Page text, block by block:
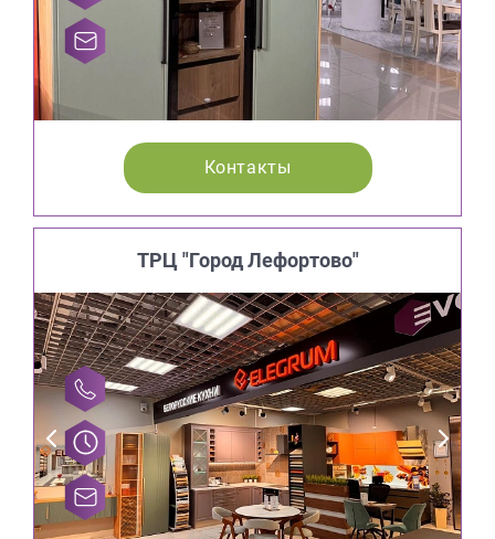
Контакты
ТРЦ "Город Лефортово"